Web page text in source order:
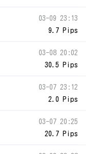
03-09 23:13
9.7 Pips
03-08 20:02
30.5 Pips
03-07 23:12
2.0 Pips
03-07 20:25
20.7 Pips